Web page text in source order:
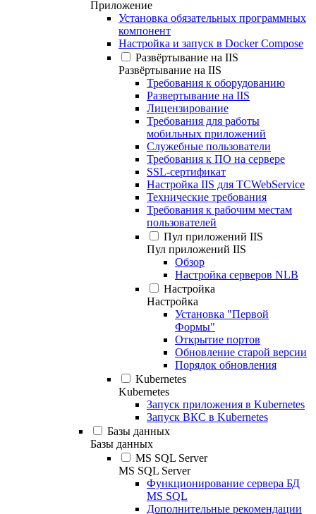
Приложение
Установка обязательных программных
компонент
Настройка и запуск в Docker Compose
Развёртывание на IIS
Развёртывание на IIS
Требования к оборудованию
Развертывание на IIS
Лицензирование
Требования для работы
мобильных приложений
Служебные пользователи
Требования к ПО на сервере
SSL-сертификат
Настройка IIS для TCWebService
Технические требования
Требования к рабочим местам
пользователей
Пул приложений IIS
Пул приложений IIS
Обзор
Настройка серверов NLB
Настройка
Настройка
Установка "Первой
Формы"
Открытие портов
Обновление старой версии
Порядок обновления
Kubernetes
Kubernetes
Запуск приложения в Kubernetes
Запуск ВКС в Kubernetes
Базы данных
Базы данных
MS SQL Server
MS SQL Server
Функционирование сервера БД
MS SQL
Дополнительные рекомендации